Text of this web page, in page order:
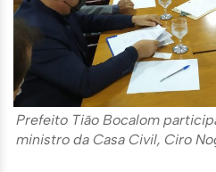
Prefeito Tião Bocalom
ministro da Casa Civil, Ciro